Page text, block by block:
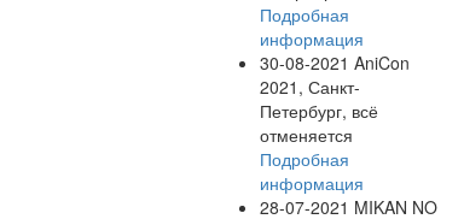
Подробная
информация
30-08-2021 AniCon
2021, Санкт-
Петербург, всё
отменяется
Подробная
информация
28-07-2021 MIKAN NO